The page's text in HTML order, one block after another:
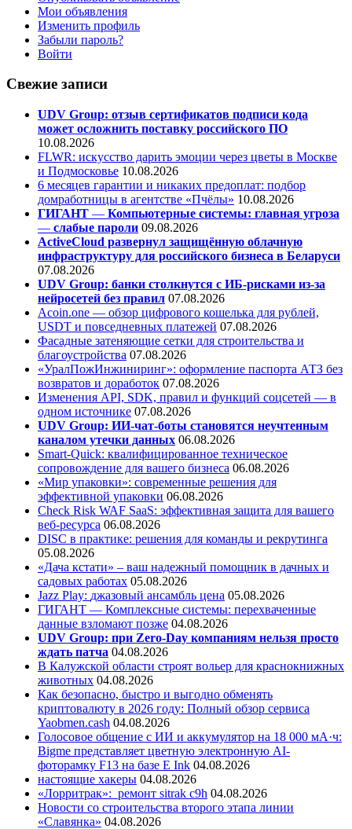
Мои объявления
Изменить профиль
Забыли пароль?
Войти
Свежие записи
UDV Group: отзыв сертификатов подписи кода
может осложнить поставку российского ПО
10.08.2026
FLWR: искусство дарить эмоции через цветы в Москве
и Подмосковье 10.08.2026
6 месяцев гарантии и никаких предоплат: подбор
домработницы в агентстве «Пчёлы» 10.08.2026
ГИГАНТ — Компьютерные системы: главная угроза
— слабые пароли 09.08.2026
ActiveCloud развернул защищённую облачную
инфраструктуру для российского бизнеса в Беларуси
07.08.2026
UDV Group: банки столкнутся с ИБ-рисками из-за
нейросетей без правил 07.08.2026
Acoin.one — обзор цифрового кошелька для рублей,
USDT и повседневных платежей 07.08.2026
Фасадные затеняющие сетки для строительства и
благоустройства 07.08.2026
«УралПожИнжиниринг»: оформление паспорта АТЗ без
возвратов и доработок 07.08.2026
Изменения API, SDK, правил и функций соцсетей — в
одном источнике 07.08.2026
UDV Group: ИИ-чат-боты становятся неучтенным
каналом утечки данных 06.08.2026
Smart-Quick: квалифицированное техническое
сопровождение для вашего бизнеса 06.08.2026
«Мир упаковки»: современные решения для
эффективной упаковки 06.08.2026
Check Risk WAF SaaS: эффективная защита для вашего
веб-ресурса 06.08.2026
DISC в практике: решения для команды и рекрутинга
05.08.2026
«Дача кстати» – ваш надежный помощник в дачных и
садовых работах 05.08.2026
Jazz Play: джазовый ансамбль цена 05.08.2026
ГИГАНТ — Комплексные системы: перехваченные
данные взломают позже 04.08.2026
UDV Group: при Zero-Day компаниям нельзя просто
ждать патча 04.08.2026
В Калужской области строят вольер для краснокнижных
животных 04.08.2026
Как безопасно, быстро и выгодно обменять
криптовалюту в 2026 году: Полный обзор сервиса
Yaobmen.cash 04.08.2026
Голосовое общение с ИИ и аккумулятор на 18 000 мА·ч:
Bigme представляет цветную электронную AI-
фоторамку F13 на базе E Ink 04.08.2026
настоящие хакеры 04.08.2026
«Лорритрак»: ремонт sitrak c9h 04.08.2026
Новости со строительства второго этапа линии
«Славянка» 04.08.2026